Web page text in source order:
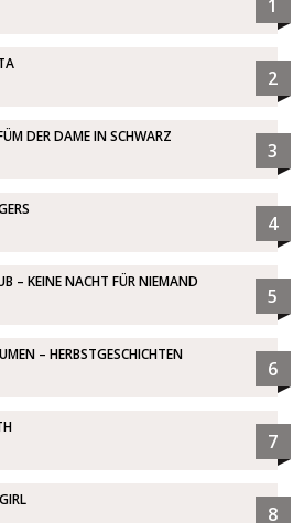
1
2
DER DAME IN SCHWARZ
3
4
– KEINE NACHT FÜR NIEMAND
5
– HERBSTGESCHICHTEN
6
7
8